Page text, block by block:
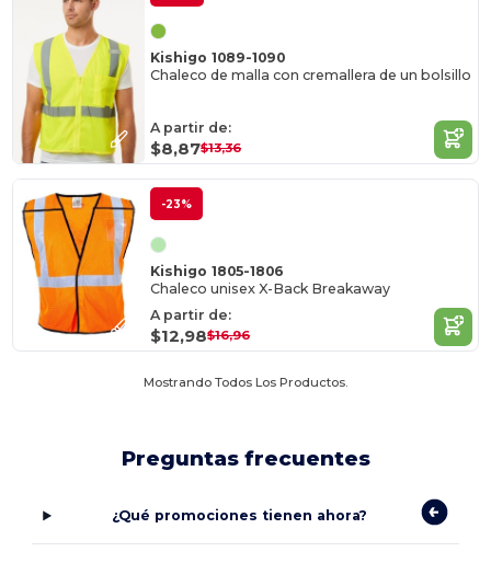
Kishigo 1089-1090
Chaleco de malla con cremallera de un bolsillo
A partir de:
$8,87$13,36
-23%
Kishigo 1805-1806
Chaleco unisex X-Back Breakaway
A partir de:
$12,98$16,96
Mostrando Todos Los Productos.
Preguntas frecuentes
¿Qué promociones tienen ahora?